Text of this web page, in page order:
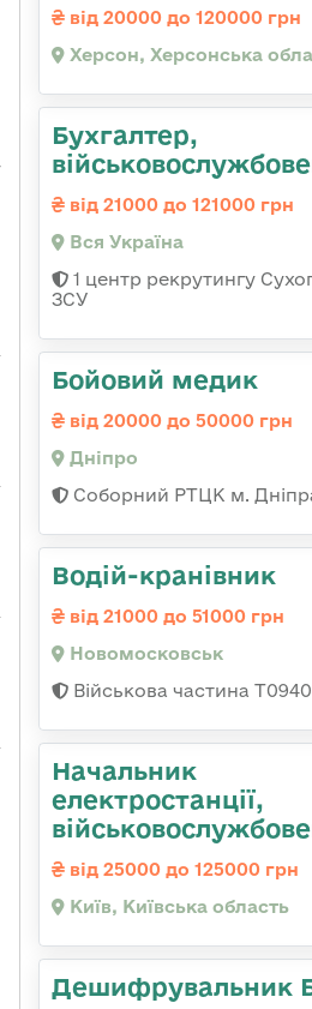
від 20000 до 120000 грн
Херсон, Херсонська
Бухгалтер,
від 21000 до 121000 грн
Вся Україна
1 центр рекрутингу
ЗСУ
Бойовий медик
від 20000 до 50000 грн
Дніпро
Соборний РТЦК м.
Водій-кранівник
від 21000 до 51000 грн
Новомосковськ
Військова частина Т0940
Начальник
електpостанції,
від 25000 до 125000 грн
Київ, Київська область
Дешифрувальник